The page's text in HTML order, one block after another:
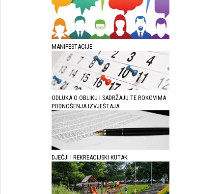
MANIFESTACIJE
ODLUKA O OBLIKU I SADRŽAJU TE ROKOVIMA
PODNOŠENJA IZVJEŠTAJA
DJEČJI I REKREACIJSKI KUTAK